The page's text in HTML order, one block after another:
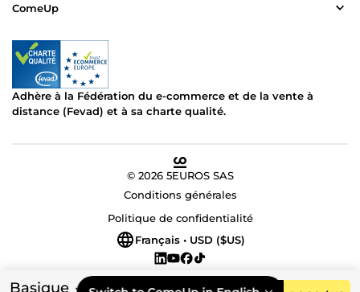
Basique
ComeUp
Adhère à la Fédération du e-commerce et de la vente à
distance (Fevad) et à sa charte qualité.
© 2026 5EUROS SAS
Conditions générales
Politique de confidentialité
Français • USD ($US)